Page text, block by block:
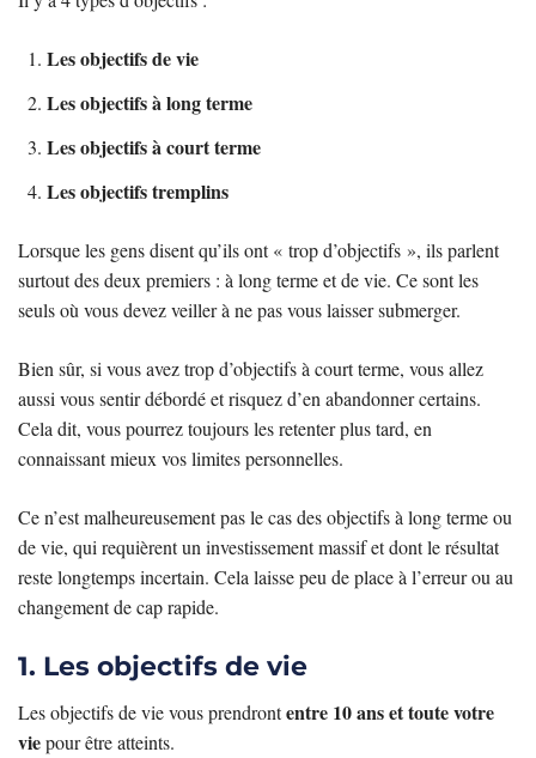
Les objectifs de vie
Les objectifs à long terme
Les objectifs à court terme
Les objectifs tremplins
Lorsque les gens disent qu’ils ont « trop d’objectifs », ils parlent
surtout des deux premiers : à long terme et de vie. Ce sont les
seuls où vous devez veiller à ne pas vous laisser submerger.
Bien sûr, si vous avez trop d’objectifs à court terme, vous allez
aussi vous sentir débordé et risquez d’en abandonner certains.
Cela dit, vous pourrez toujours les retenter plus tard, en
connaissant mieux vos limites personnelles.
Ce n’est malheureusement pas le cas des objectifs à long terme ou
de vie, qui requièrent un investissement massif et dont le résultat
reste longtemps incertain. Cela laisse peu de place à l’erreur ou au
changement de cap rapide.
1. Les objectifs de vie
Les objectifs de vie vous prendrontentre 10 ans et toute votre
viepour être atteints.